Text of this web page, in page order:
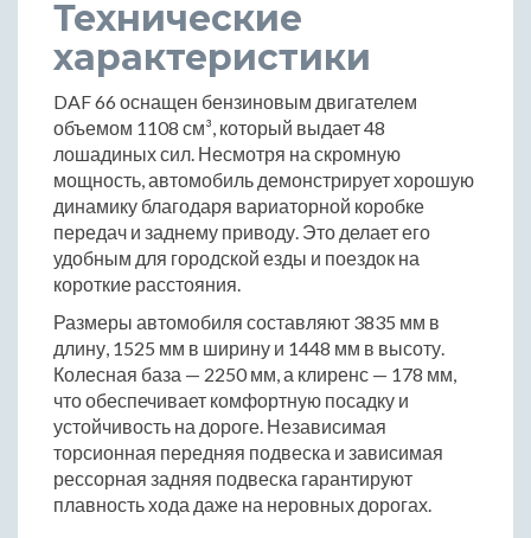
Технические
характеристики
DAF 66 оснащен бензиновым двигателем
объемом 1108 см³, который выдает 48
лошадиных сил. Несмотря на скромную
мощность, автомобиль демонстрирует хорошую
динамику благодаря вариаторной коробке
передач и заднему приводу. Это делает его
удобным для городской езды и поездок на
короткие расстояния.
Размеры автомобиля составляют 3835 мм в
длину, 1525 мм в ширину и 1448 мм в высоту.
Колесная база — 2250 мм, а клиренс — 178 мм,
что обеспечивает комфортную посадку и
устойчивость на дороге. Независимая
торсионная передняя подвеска и зависимая
рессорная задняя подвеска гарантируют
плавность хода даже на неровных дорогах.